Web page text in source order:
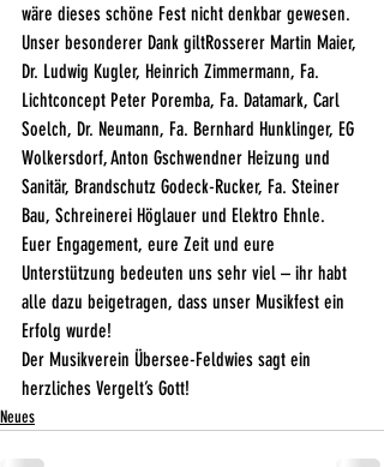
wäre dieses schöne Fest nicht denkbar gewesen.
Unser besonderer Dank giltRosserer Martin Maier,
Dr. Ludwig Kugler, Heinrich Zimmermann, Fa.
Lichtconcept Peter Poremba, Fa. Datamark, Carl
Soelch, Dr. Neumann, Fa. Bernhard Hunklinger, EG
Wolkersdorf, Anton Gschwendner Heizung und
Sanitär, Brandschutz Godeck-Rucker, Fa. Steiner
Bau, Schreinerei Höglauer und Elektro Ehnle.
Euer Engagement, eure Zeit und eure
Unterstützung bedeuten uns sehr viel – ihr habt
alle dazu beigetragen, dass unser Musikfest ein
Erfolg wurde!
Der Musikverein Übersee-Feldwies sagt ein
herzliches Vergelt’s Gott!
Neues